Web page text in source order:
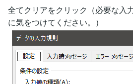
全てクリアをクリック（必要な入
に気をつけてください。）